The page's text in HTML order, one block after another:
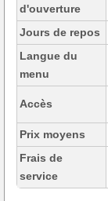
d'ouverture
Jours de repos
Langue du
menu
Accès
Prix moyens
Frais de
service